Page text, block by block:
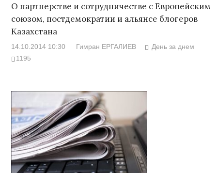
О партнерстве и сотрудничестве с Европейским
союзом, постдемократии и альянсе блогеров
Казахстана
14.10.2014 10:30 Гимран ЕРГАЛИЕВ
День за днем
1195